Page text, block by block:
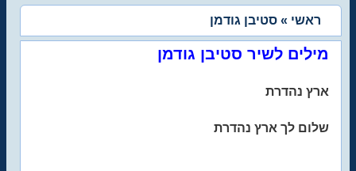
ראשי » סטיבן גודמן
מילים לשיר סטיבן גודמן
ארץ נהדרת
שלום לך ארץ נהדרת